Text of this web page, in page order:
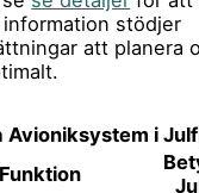
stödjer
att planera
Avioniksystem i
Funktion